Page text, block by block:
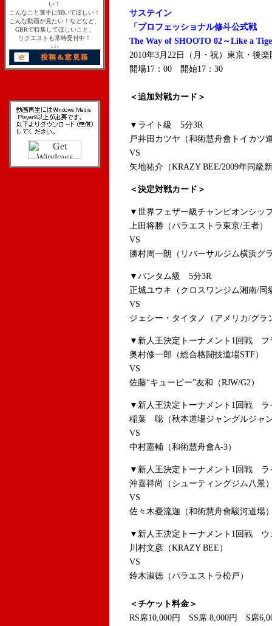
い！
こんなこと選手に聞いてほしい！
こんな動画が見たい！などなど、
GBRで特集してほしいこと、
リクエストも常時受付中！
↓↓↓
サステイン
「プロフェッショナル修斗公式戦
The Way of SHOOTO 02～Like a
2010年3月22日（月・祝）東京・後
開場17：00 開始17：30
＜追加対戦カード＞
▼ライト級 5分3R
戸井田カツヤ（和術慧舟會トイカツ
VS
矢地祐介（KRAZY BEE/2009年同級
＜決定対戦カード＞
▼世界フェザー級チャンピオンシッ
上田将勝（パラエストラ東京/王者）
VS
勝村周一朗（リバーサルジム横浜グ
▼バンタム級 5分3R
正城ユウキ（クロスワンジム湘南/同
VS
ジェシー・タイタノ（アメリカ/グ
▼新人王決定トーナメント1回戦
奥村修一郎（総合格闘技道場STF）
VS
佐藤“キューピー”友和（RJW/G2）
▼新人王決定トーナメント1回戦
稲葉 聡（秋本道場ジャングルジャ
VS
中村憲輔（和術慧舟會A-3）
▼新人王決定トーナメント1回戦
沖喜祥尚（シューティングジム八景
VS
佐々木憂流迦（和術慧舟會駿河道場
▼新人王決定トーナメント1回戦
川村文彦（KRAZY BEE）
VS
鈴木淑徳（パラエストラ松戸）
＜チケット料金＞
RS席10,000円 SS席 8,000円 S席